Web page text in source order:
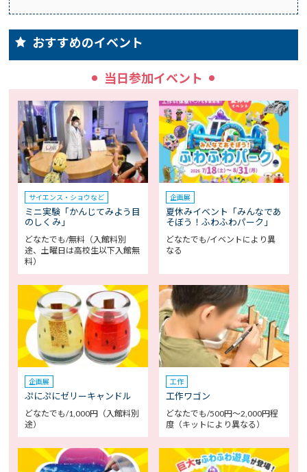
おすすめのイベント
当日参加イベント
サイエンス・ショウなど
ミニ実験「かんじてみよう目
のしくみ」
どなたでも/無料（入館料別
途、土曜日は高校生以下入館無
料）
企画展
夏休みイベント「みんなであ
そぼう！ふわふわパーク」
どなたでも/イベントにより異
なる
企画展
ぷにぷにゼリーキャンドル
どなたでも/1,000円（入館料別
途）
工作
工作ワゴン
どなたでも/500円～2,000円程
度（キットにより異なる）